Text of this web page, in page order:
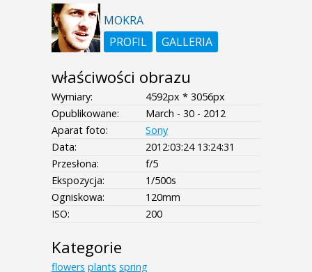
MOKRA
PROFIL
GALLERIA
właściwości obrazu
Wymiary:
4592px * 3056px
Opublikowane:
March - 30 - 2012
Aparat foto:
Sony
Data:
2012:03:24 13:24:31
Przesłona:
f/5
Ekspozycja:
1/500s
Ogniskowa:
120mm
ISO:
200
Kategorie
flowers plants spring